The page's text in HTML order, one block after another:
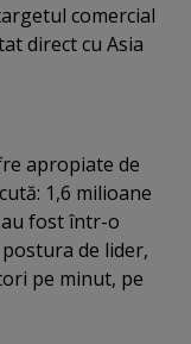
comercial
direct cu Asia
apropiate de
1,6 milioane
fost într-o
de lider,
pe minut, pe